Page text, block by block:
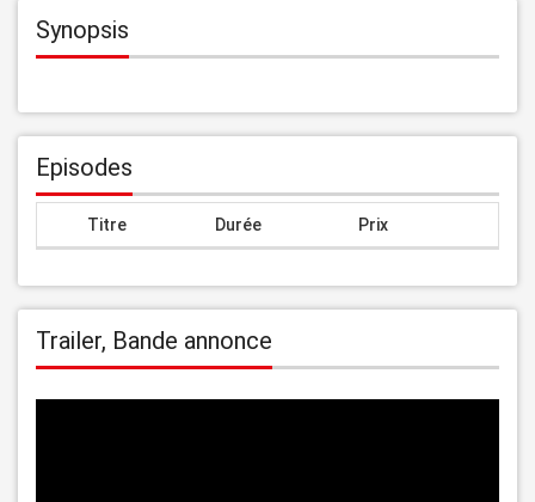
Synopsis
Episodes
Titre Durée Prix
Trailer, Bande annonce